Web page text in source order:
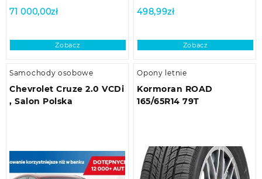
71 000,00zł
Zobacz
498,99zł
Zobacz
Samochody osobowe
Chevrolet Cruze 2.0 VCDi
, Salon Polska
Opony letnie
Kormoran ROAD
165/65R14 79T